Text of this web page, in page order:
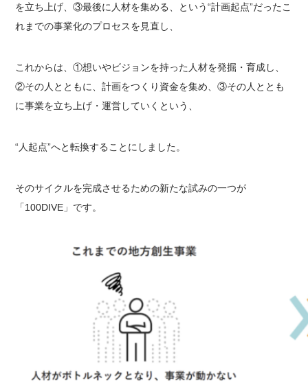
を立ち上げ、③最後に人材を集める、という“計画起点”だったこ
れまでの事業化のプロセスを見直し、
これからは、①想いやビジョンを持った人材を発掘・育成し、
②その人とともに、計画をつくり資金を集め、③その人ととも
に事業を立ち上げ・運営していく という、
“人起点”へと転換することにしました。
そのサイクルを完成させるための新たな試みの一つが
「100DIVE」です。